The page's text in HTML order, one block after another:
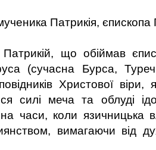
Патрикія, єпископа
що обіймав
(сучасна Бурса,
Христової віри,
силі меча та облуді
часи, коли язичницька
вимагаючи від